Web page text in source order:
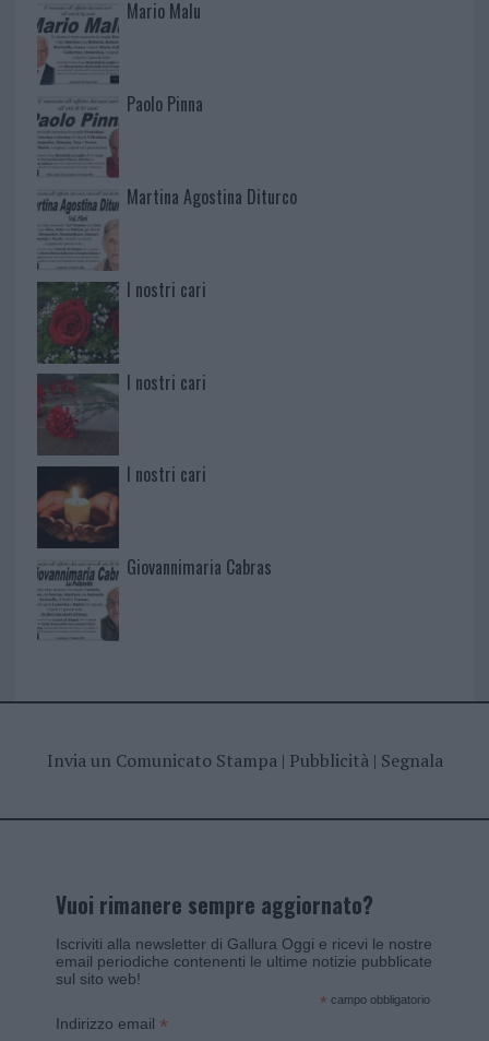
Mario Malu
Paolo Pinna
Martina Agostina Diturco
I nostri cari
I nostri cari
I nostri cari
Giovannimaria Cabras
Invia un Comunicato Stampa| Pubblicità| Segnala
Vuoi rimanere sempre aggiornato?
Iscriviti alla newsletter di Gallura Oggi e ricevi le nostre
email periodiche contenenti le ultime notizie pubblicate
sul sito web!
* campo obbligatorio
Indirizzo email *